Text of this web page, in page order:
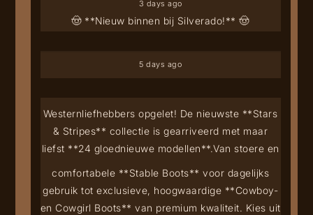
🤠 **Nieuw binnen bij Silverado!** 🤠
3 days ago
5 days ago
Westernliefhebbers opgelet! De nieuwste **Stars
& Stripes** collectie is gearriveerd met maar
liefst **24 gloednieuwe modellen**.Van stoere en
comfortabele **Stable Boots** voor dagelijks
gebruik tot exclusieve, hoogwaardige **Cowboy-
en Cowgirl Boots** van premium kwaliteit. Kies uit